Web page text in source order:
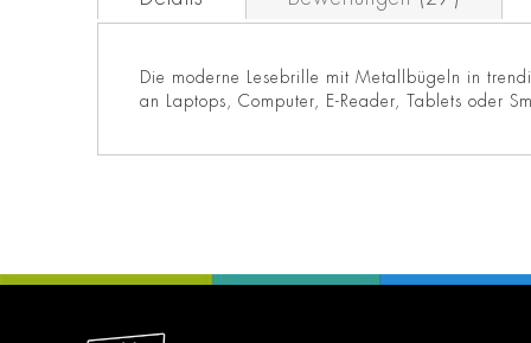
Die moderne Lesebrille mit Metallbügeln in
an Laptops, Computer, E-Reader, Tablets oder